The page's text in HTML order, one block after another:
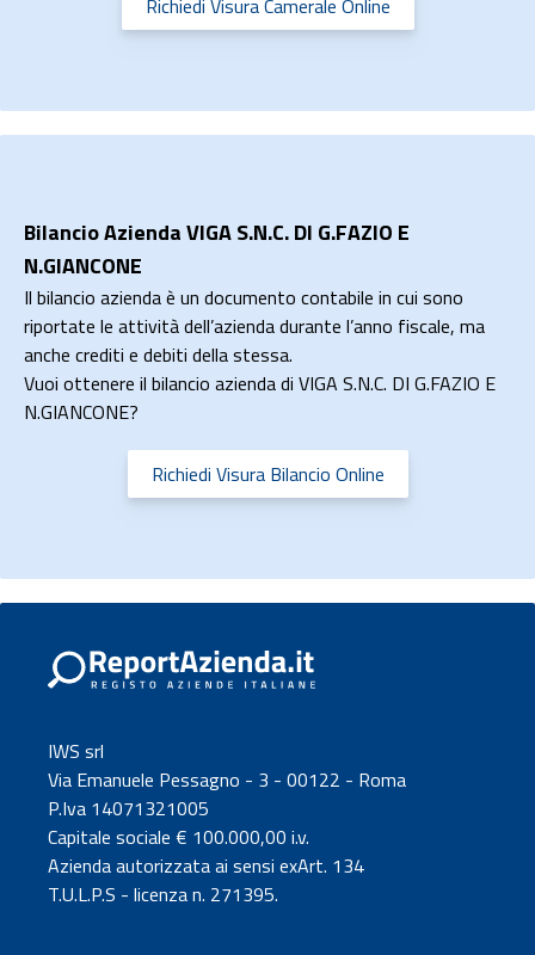
Richiedi Visura Camerale Online
Bilancio Azienda VIGA S.N.C. DI G.FAZIO E
N.GIANCONE
Il bilancio azienda è un documento contabile in cui sono
riportate le attività dell’azienda durante l’anno fiscale, ma
anche crediti e debiti della stessa.
Vuoi ottenere il bilancio azienda di VIGA S.N.C. DI G.FAZIO E
N.GIANCONE?
Richiedi Visura Bilancio Online
IWS srl
Via Emanuele Pessagno - 3 - 00122 - Roma
P.Iva 14071321005
Capitale sociale € 100.000,00 i.v.
Azienda autorizzata ai sensi exArt. 134
T.U.L.P.S - licenza n. 271395.